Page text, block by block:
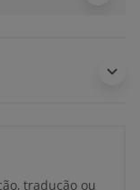
tradução ou